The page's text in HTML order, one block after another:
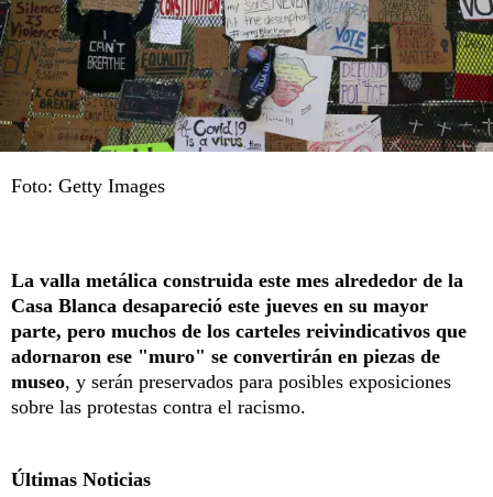
Foto: Getty Images
La valla metálica construida este mes alrededor de la
Casa Blanca desapareció este jueves en su mayor
parte, pero muchos de los carteles reivindicativos que
adornaron ese "muro" se convertirán en piezas de
museo, y serán preservados para posibles exposiciones
sobre las protestas contra el racismo.
Últimas Noticias